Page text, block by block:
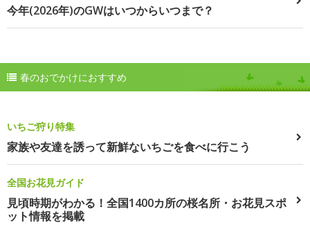
今年(2026年)のGWはいつからいつまで？
春のおでかけにおすすめ
いちご狩り特集
家族や友達を誘って新鮮ないちごを食べに行こう
全国お花見ガイド
見頃時期がわかる！全国1400カ所の桜名所・お花見スポ
ット情報を掲載